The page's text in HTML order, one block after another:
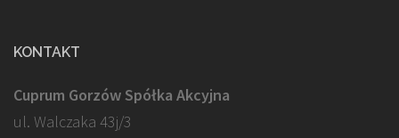
KONTAKT
Cuprum Gorzów Spółka Akcyjna
ul. Walczaka 43j/3